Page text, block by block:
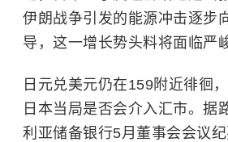
伊朗战争引发的能源冲击逐步
导，这一增长势头料将面临严
日元兑美元仍在159附近徘徊
日本当局是否会介入汇市。据
利亚储备银行5月董事会会议